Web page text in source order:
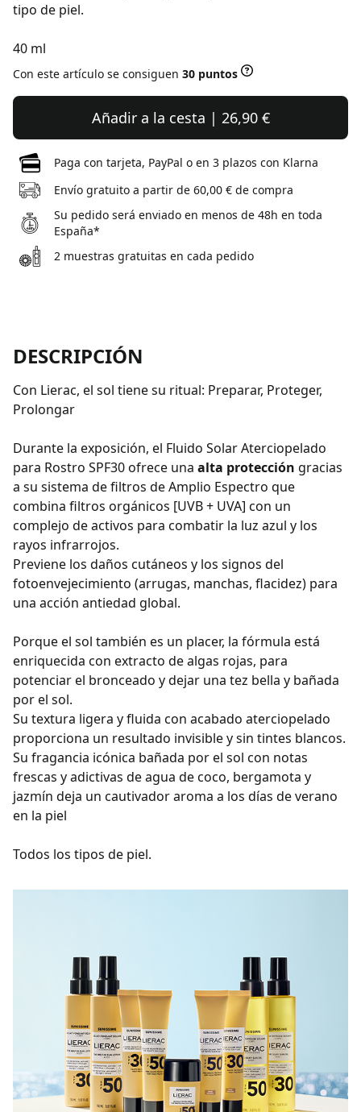
tipo de piel.
40 ml
Con este artículo se consiguen 30 puntos
Añadir a la cesta | 26,90 €
Paga con tarjeta, PayPal o en 3 plazos con Klarna
Envío gratuito a partir de 60,00 € de compra
Su pedido será enviado en menos de 48h en toda
España*
2 muestras gratuitas en cada pedido
DESCRIPCIÓN
Con Lierac, el sol tiene su ritual: Preparar, Proteger,
Prolongar
Durante la exposición, el Fluido Solar Aterciopelado
para Rostro SPF30 ofrece una alta protección gracias
a su sistema de filtros de Amplio Espectro que
combina filtros orgánicos [UVB + UVA] con un
complejo de activos para combatir la luz azul y los
rayos infrarrojos.
Previene los daños cutáneos y los signos del
fotoenvejecimiento (arrugas, manchas, flacidez) para
una acción antiedad global.
Porque el sol también es un placer, la fórmula está
enriquecida con extracto de algas rojas, para
potenciar el bronceado y dejar una tez bella y bañada
por el sol.
Su textura ligera y fluida con acabado aterciopelado
proporciona un resultado invisible y sin tintes blancos.
Su fragancia icónica bañada por el sol con notas
frescas y adictivas de agua de coco, bergamota y
jazmín deja un cautivador aroma a los días de verano
en la piel
Todos los tipos de piel.